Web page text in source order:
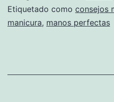
Etiquetado como consejos
manicura, manos perfectas